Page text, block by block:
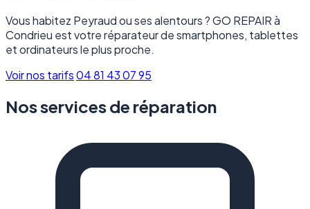
Vous habitez Peyraud ou ses alentours ? GO REPAIR à
Condrieu est votre réparateur de smartphones, tablettes
et ordinateurs le plus proche.
Voir nos tarifs04 81 43 07 95
Nos services de réparation